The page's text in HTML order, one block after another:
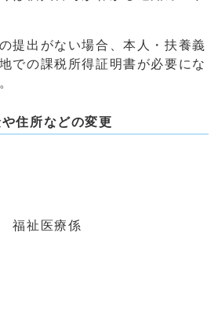
提出がない場合、本人・扶養義
での課税所得証明書が必要にな
住所などの変更
福祉医療係